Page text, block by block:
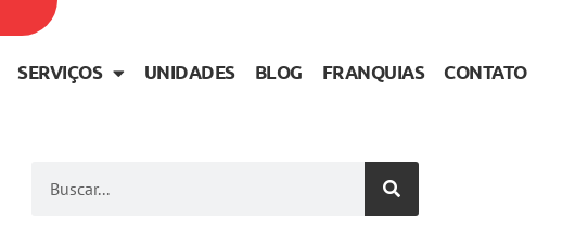
SERVIÇOS UNIDADES BLOG FRANQUIAS CONTATO